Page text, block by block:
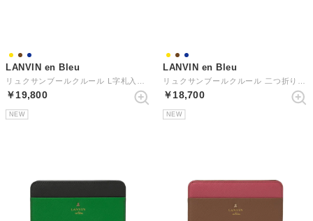
LANVIN en Bleu
￥19,800
NEW
LANVIN en Bleu
￥18,700
NEW